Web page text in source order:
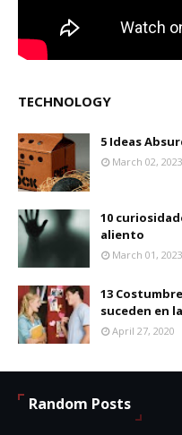
TECHNOLOGY
5 Ideas
March 02, 2023
10
aliento
March 01, 2023
13
suceden en
April 27, 2020
Random Posts